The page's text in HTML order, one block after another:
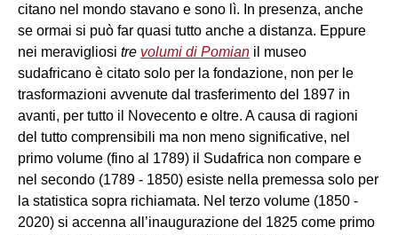
citano nel mondo stavano e sono lì. In presenza, anche
se ormai si può far quasi tutto anche a distanza. Eppure
nei meravigliosi tre volumi di Pomian il museo
sudafricano è citato solo per la fondazione, non per le
trasformazioni avvenute dal trasferimento del 1897 in
avanti, per tutto il Novecento e oltre. A causa di ragioni
del tutto comprensibili ma non meno significative, nel
primo volume (fino al 1789) il Sudafrica non compare e
nel secondo (1789 - 1850) esiste nella premessa solo per
la statistica sopra richiamata. Nel terzo volume (1850 -
2020) si accenna all’inaugurazione del 1825 come primo